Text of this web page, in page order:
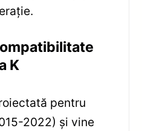
K
pentru
2022) și vine